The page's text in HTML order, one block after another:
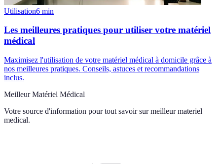
Utilisation6 min
Les meilleures pratiques pour utiliser votre matériel
médical
Maximisez l'utilisation de votre matériel médical à domicile grâce à
nos meilleures pratiques. Conseils, astuces et recommandations
inclus.
Meilleur Matériel Médical
Votre source d'information pour tout savoir sur meilleur materiel
medical.